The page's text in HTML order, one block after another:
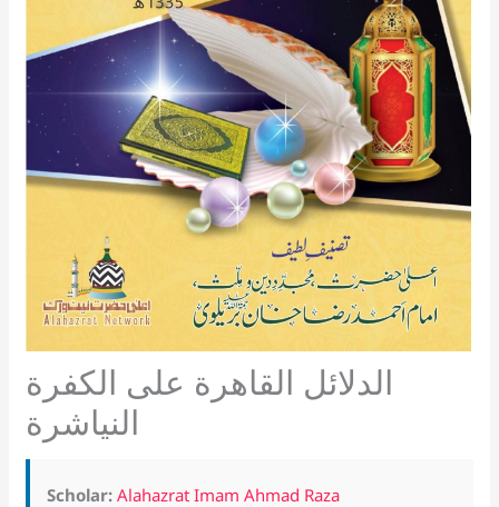
الدلائل القاهرة على الكفرة
النياشرة
Scholar: Alahazrat Imam Ahmad Raza